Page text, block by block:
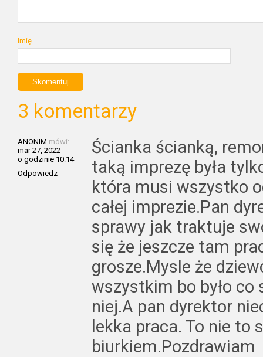
Imię
3 komentarzy
ANONIM mówi:
mar 27, 2022
o godzinie 10:14
Odpowiedz
Ścianka ścianką,
taką imprezę była
która musi wszystko
całej imprezie.Pan
sprawy jak traktuje
się że jeszcze tam
grosze.Mysle że
wszystkim bo było co
niej.A pan dyrektor
lekka praca. To nie to
biurkiem.Pozdrawiam